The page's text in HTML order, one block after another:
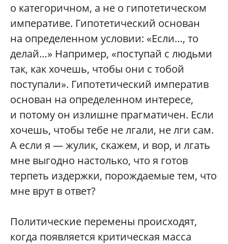
о категоричном, а не о гипотетическом
императиве. Гипотетический основан
на определенном условии: «Если…, то
делай…» Например, «поступай с людьми
так, как хочешь, чтобы они с тобой
поступали». Гипотетический императив
основан на определенном интересе,
и потому он излишне прагматичен. Если
хочешь, чтобы тебе не лгали, не лги сам.
А если я — жулик, скажем, и вор, и лгать
мне выгодно настолько, что я готов
терпеть издержки, порождаемые тем, что
мне врут в ответ?
Политические перемены происходят,
когда появляется критическая масса